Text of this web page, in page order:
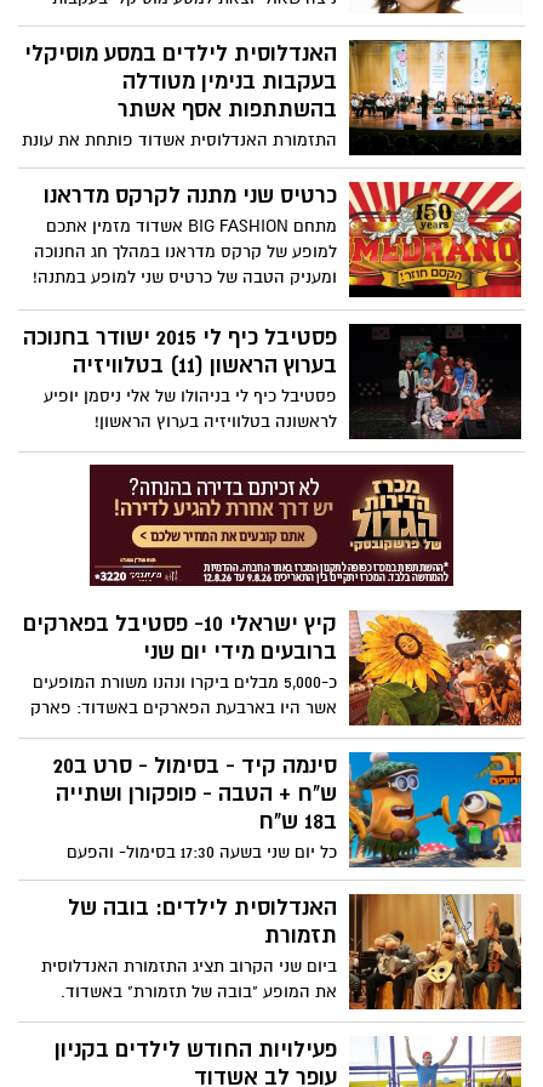
משוררי תור הזהב בספרד: רבי יהודה הלוי,
אברהם אבן עזרא, אבן גבירול.. 8.2.16, יום ב',
17:30 - יד לבנים, אשדוד
האנדלוסית לילדים במסע מוסיקלי
בעקבות בנימין מטודלה
בהשתתפות אסף אשתר
התזמורת האנדלוסית אשדוד פותחת את עונת
המנויים לילדים "האנדלוסית לילדים" -
בקונצרט שהוא מסע מוסיקלי בעקבות בנימין
מטודלה-מגלה הארצות היהודי מספרד שחי
לפני 800 שנים.
כרטיס שני מתנה לקרקס מדראנו
מתחם BIG FASHION אשדוד מזמין אתכם
למופע של קרקס מדראנו במהלך חג החנוכה
ומעניק הטבה של כרטיס שני למופע במתנה!
פסטיבל כיף לי 2015 ישודר בחנוכה
בערוץ הראשון (11) בטלוויזיה
פסטיבל כיף לי בניהולו של אלי ניסמן יופיע
לראשונה בטלוויזיה בערוץ הראשון!
קיץ ישראלי 10- פסטיבל בפארקים
ברובעים מידי יום שני
כ-5,000 מבלים ביקרו ונהנו משורת המופעים
אשר היו בארבעת הפארקים באשדוד: פארק
ספרא בי"ב, פארק גן הלוחמים ב- ב', פארק
שקמה ב- ח' ופארק רוטשילד ב- ט"ו. הכניסה
חופשית ללא תשלום, מידי יום שני
סינמה קיד - בסימול - סרט ב20
ש"ח + הטבה - פופקורן ושתייה
ב18 ש"ח
כל יום שני בשעה 17:30 בסימול- והפעם
הסרט - "גנוב על המיניונים"
האנדלוסית לילדים: בובה של
תזמורת
ביום שני הקרוב תציג התזמורת האנדלוסית
את המופע "בובה של תזמורת" באשדוד.
כתבתנו חן בוקר נסעה עד למוזיאון תל אביב
כדי לראות את המופע ולעדכן אתכם האם
אסור לפספס. התשובה בפנים.
פעילויות החודש לילדים בקניון
עופר לב אשדוד